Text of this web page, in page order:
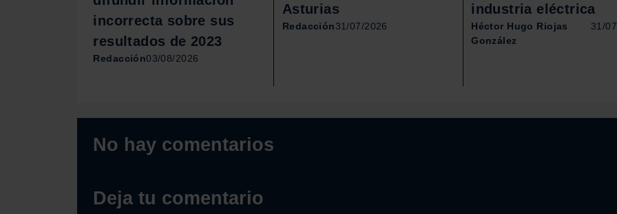
incorrecta sobre sus
resultados de 2023
Redacción03/08/2026
Asturias
Redacción31/07/2026
industria eléctrica
Héctor Hugo Riojas
González
31/
No hay comentarios
Deja tu comentario